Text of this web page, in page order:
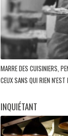
MARRE DES CUISINIERS,
CEUX SANS QUI RIEN N'EST
INQUIÉTANT